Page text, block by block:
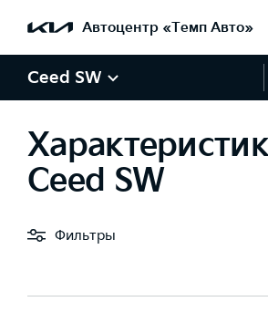
Автоцентр «Темп Авто»
Ceed SW
Ceed SW
Фильтры
Коробка передач
(6AT) Робот (7DCT)
Привод
Передний
Время разгона 0-100 км/ч, с